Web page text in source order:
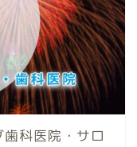
科医院・サロ